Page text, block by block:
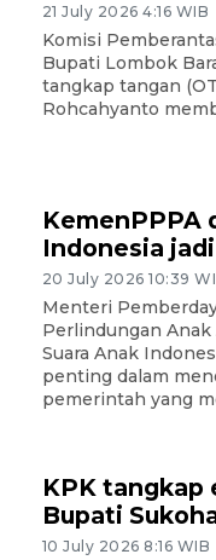
21 July 2026 4:16 WIB
Komisi
Bupati Lombok
tangkap tangan
Rohcahyanto
KemenPPPA
Indonesia
20 July 2026 10:39
Menteri
Perlindungan
Suara Anak
penting dalam
pemerintah yang
KPK tangkap
Bupati
10 July 2026 8:16 WIB